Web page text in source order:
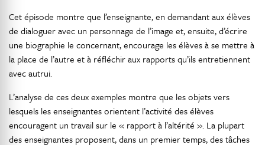
Cet épisode montre que l’enseignante, en demandant aux élèves
de dialoguer avec un personnage de l’image et, ensuite, d’écrire
une biographie le concernant, encourage les élèves à se mettre à
la place de l’autre et à réfléchir aux rapports qu’ils entretiennent
avec autrui.
L’analyse de ces deux exemples montre que les objets vers
lesquels les enseignantes orientent l’activité des élèves
encouragent un travail sur le « rapport à l’altérité ». La plupart
des enseignantes proposent, dans un premier temps, des tâches